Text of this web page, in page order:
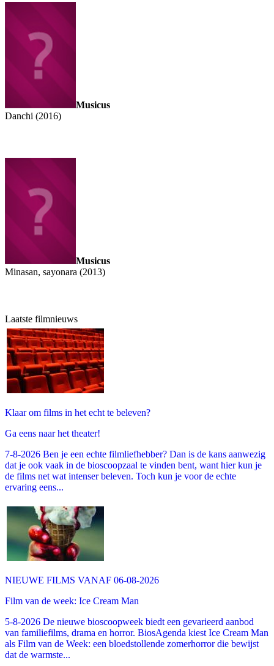
Musicus
Danchi (2016)
Musicus
Minasan, sayonara (2013)
Laatste filmnieuws
Klaar om films in het echt te beleven?
Ga eens naar het theater!
7-8-2026 Ben je een echte filmliefhebber? Dan is de kans aanwezig
dat je ook vaak in de bioscoopzaal te vinden bent, want hier kun je
de films net wat intenser beleven. Toch kun je voor de echte
ervaring eens...
NIEUWE FILMS VANAF 06-08-2026
Film van de week: Ice Cream Man
5-8-2026 De nieuwe bioscoopweek biedt een gevarieerd aanbod
van familiefilms, drama en horror. BiosAgenda kiest Ice Cream Man
als Film van de Week: een bloedstollende zomerhorror die bewijst
dat de warmste...